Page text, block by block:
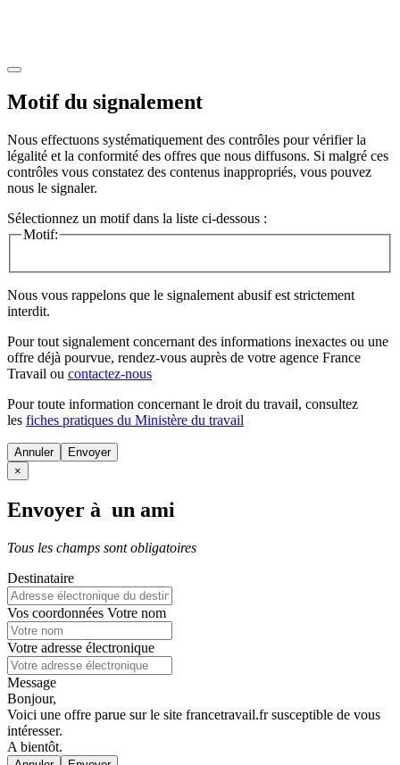
Motif du signalement
Nous effectuons systématiquement des contrôles pour vérifier la
légalité et la conformité des offres que nous diffusons. Si malgré ces
contrôles vous constatez des contenus inappropriés, vous pouvez
nous le signaler.
Sélectionnez un motif dans la liste ci-dessous :
Motif:
Nous vous rappelons que le signalement abusif est strictement
interdit.
Pour tout signalement concernant des informations inexactes ou une
offre déjà pourvue, rendez-vous auprès de votre agence France
Travail ou contactez-nous
Pour toute information concernant le droit du travail, consultez
les fiches pratiques du Ministère du travail
Annuler
×
Envoyer à un ami
Tous les champs sont obligatoires
Destinataire
Vos coordonnées Votre nom
Votre adresse électronique
Message
Bonjour,
Voici une offre parue sur le site francetravail.fr susceptible de vous
intéresser.
A bientôt.